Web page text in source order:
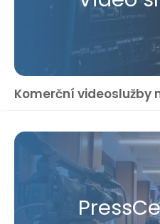
Komerční videoslužby